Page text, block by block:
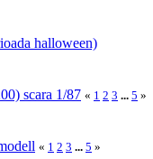
halloween)
scara 1/87 « 1 2 3 ... 5 »
« 1 2 3 ... 5 »